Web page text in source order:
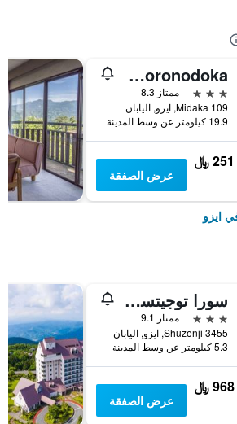
Kokoronodoka
3 نجوم
ممتاز 8.3
Midaka 109, ايزو, اليابان
19.9 كيلومتر عن وسط المدينة
251 ﷼
عرض الصفقة
ايزو
سورا توجيتسوسو كينريو
3 نجوم
ممتاز 9.1
Shuzenji 3455, ايزو, اليابان
5.3 كيلومتر عن وسط المدينة
968 ﷼
عرض الصفقة